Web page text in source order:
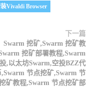
Vivaldi Browser
下一篇
Swarm 挖矿,Swarm 挖矿教
挖矿部署教程,Swarm
,以太坊Swarm,空投BZZ代
,Swarm 节点挖矿,Swarm 节
矿教程,Swarm 节点挖矿部